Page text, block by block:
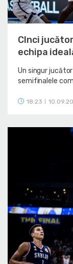
CInci
echipa
Un singur
semifinalele
18:23